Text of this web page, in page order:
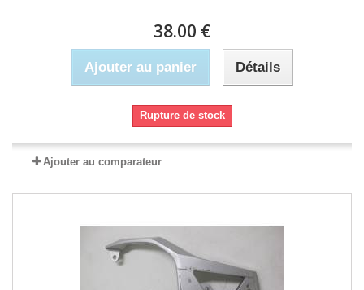
38.00 €
Ajouter au panier Détails
Rupture de stock
Ajouter au comparateur